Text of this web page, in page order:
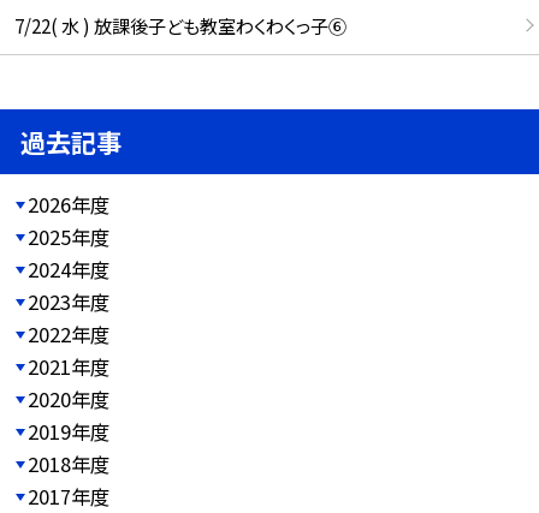
7/22( 水 ) 放課後子ども教室わくわくっ子⑥
過去記事
2026年度
2025年度
2024年度
2023年度
2022年度
2021年度
2020年度
2019年度
2018年度
2017年度